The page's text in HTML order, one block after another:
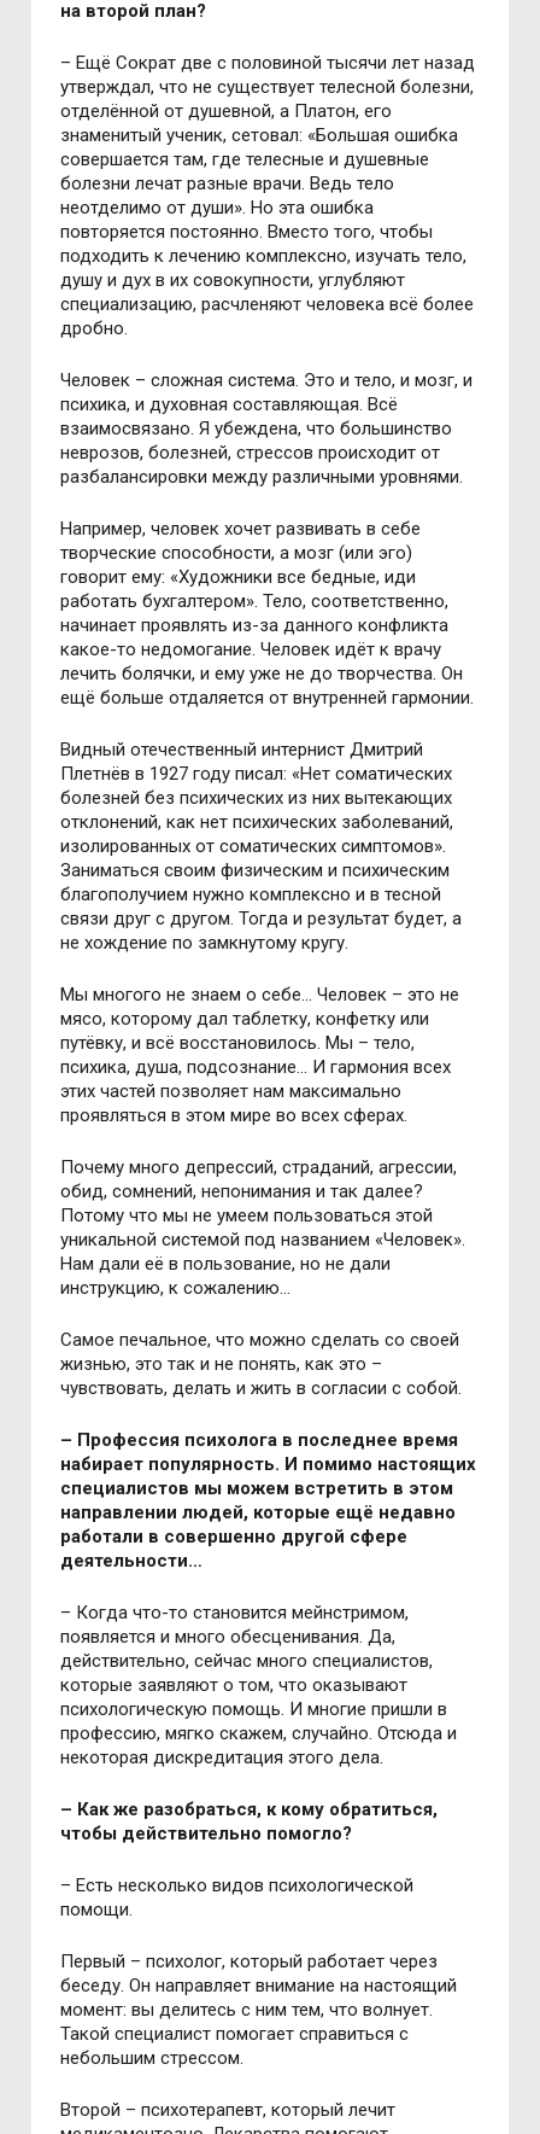
на второй план?
– Ещё Сократ две с половиной тысячи лет назад
утверждал, что не существует телесной болезни,
отделённой от душевной, а Платон, его
знаменитый ученик, сетовал: «Большая ошибка
совершается там, где телесные и душевные
болезни лечат разные врачи. Ведь тело
неотделимо от души». Но эта ошибка
повторяется постоянно. Вместо того, чтобы
подходить к лечению комплексно, изучать тело,
душу и дух в их совокупности, углубляют
специализацию, расчленяют человека всё более
дробно.
Человек – сложная система. Это и тело, и мозг, и
психика, и духовная составляющая. Всё
взаимосвязано. Я убеждена, что большинство
неврозов, болезней, стрессов происходит от
разбалансировки между различными уровнями.
Например, человек хочет развивать в себе
творческие способности, а мозг (или эго)
говорит ему: «Художники все бедные, иди
работать бухгалтером». Тело, соответственно,
начинает проявлять из-за данного конфликта
какое-то недомогание. Человек идёт к врачу
лечить болячки, и ему уже не до творчества. Он
ещё больше отдаляется от внутренней гармонии.
Видный отечественный интернист Дмитрий
Плетнёв в 1927 году писал: «Нет соматических
болезней без психических из них вытекающих
отклонений, как нет психических заболеваний,
изолированных от соматических симптомов».
Заниматься своим физическим и психическим
благополучием нужно комплексно и в тесной
связи друг с другом. Тогда и результат будет, а
не хождение по замкнутому кругу.
Мы многого не знаем о себе… Человек – это не
мясо, которому дал таблетку, конфетку или
путёвку, и всё восстановилось. Мы – тело,
психика, душа, подсознание… И гармония всех
этих частей позволяет нам максимально
проявляться в этом мире во всех сферах.
Почему много депрессий, страданий, агрессии,
обид, сомнений, непонимания и так далее?
Потому что мы не умеем пользоваться этой
уникальной системой под названием «Человек».
Нам дали её в пользование, но не дали
инструкцию, к сожалению…
Самое печальное, что можно сделать со своей
жизнью, это так и не понять, как это –
чувствовать, делать и жить в согласии с собой.
– Профессия психолога в последнее время
набирает популярность. И помимо настоящих
специалистов мы можем встретить в этом
направлении людей, которые ещё недавно
работали в совершенно другой сфере
деятельности…
– Когда что-то становится мейнстримом,
появляется и много обесценивания. Да,
действительно, сейчас много специалистов,
которые заявляют о том, что оказывают
психологическую помощь. И многие пришли в
профессию, мягко скажем, случайно. Отсюда и
некоторая дискредитация этого дела.
– Как же разобраться, к кому обратиться,
чтобы действительно помогло?
– Есть несколько видов психологической
помощи.
Первый – психолог, который работает через
беседу. Он направляет внимание на настоящий
момент: вы делитесь с ним тем, что волнует.
Такой специалист помогает справиться с
небольшим стрессом.
Второй – психотерапевт, который лечит